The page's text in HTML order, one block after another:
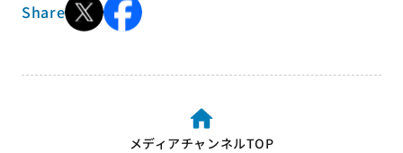
Share
メディアチャンネルTOP